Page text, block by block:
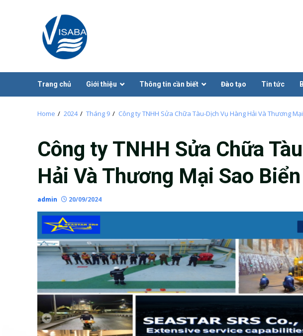
Trang chủ Giới thiệu Thông tin cần biết Đào tạo Tin tức
Home 2024 Tháng 9 Công ty TNHH Sửa Chữa Tàu-Dịch Vụ Hàng Hải Và Thương
Công ty TNHH Sửa Chữa
Hải Và Thương Mại Sao Biển
admin 20/09/2024